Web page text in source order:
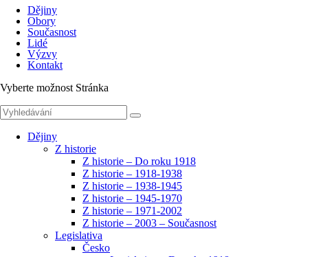
Dějiny
Obory
Současnost
Lidé
Výzvy
Kontakt
Vyberte možnost Stránka
Dějiny
Z historie
Z historie – Do roku 1918
Z historie – 1918-1938
Z historie – 1938-1945
Z historie – 1945-1970
Z historie – 1971-2002
Z historie – 2003 – Současnost
Legislativa
Česko